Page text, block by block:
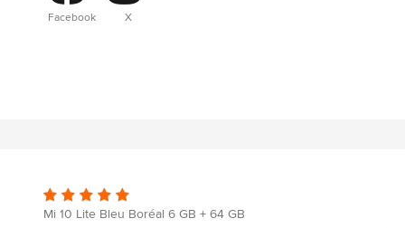
Facebook X
Mi 10 Lite Bleu Boréal 6 GB + 64 GB